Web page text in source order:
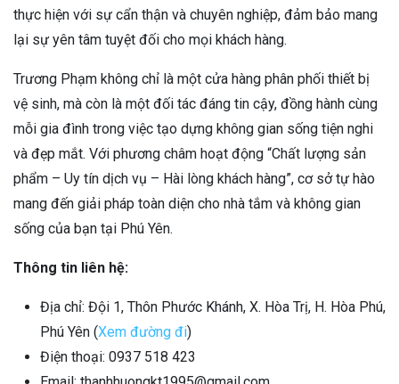
thực hiện với sự cẩn thận và chuyên nghiệp, đảm bảo mang
lại sự yên tâm tuyệt đối cho mọi khách hàng.
Trương Phạm không chỉ là một cửa hàng phân phối thiết bị
vệ sinh, mà còn là một đối tác đáng tin cậy, đồng hành cùng
mỗi gia đình trong việc tạo dựng không gian sống tiện nghi
và đẹp mắt. Với phương châm hoạt động “Chất lượng sản
phẩm – Uy tín dịch vụ – Hài lòng khách hàng”, cơ sở tự hào
mang đến giải pháp toàn diện cho nhà tắm và không gian
sống của bạn tại Phú Yên.
Thông tin liên hệ:
Địa chỉ: Đội 1, Thôn Phước Khánh, X. Hòa Trị, H. Hòa Phú,
Phú Yên (Xem đường đi)
Điện thoại: 0937 518 423